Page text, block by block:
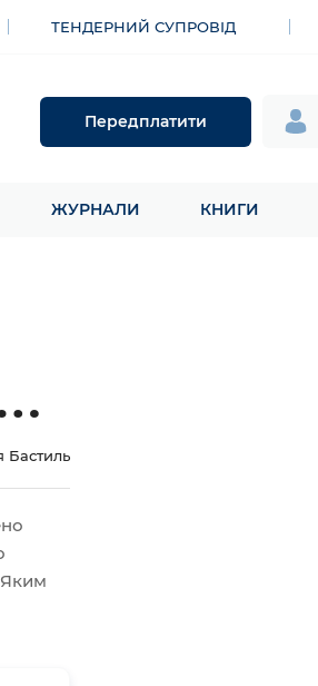
ТЕНДЕРНИЙ СУПРОВІД
Передплатити
ЖУРНАЛИ КНИГИ
Бастиль
Яким